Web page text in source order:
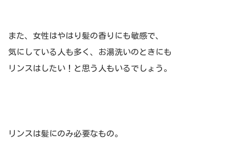
また、女性はやはり髪の香りにも敏感で、
気にしている人も多く、お湯洗いのときにも
リンスはしたい！と思う人もいるでしょう。
リンスは髪にのみ必要なもの。